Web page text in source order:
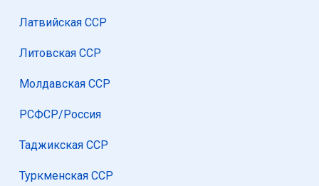
Латвийская ССР
Литовская ССР
Молдавская ССР
РСФСР/Россия
Таджикская ССР
Туркменская ССР